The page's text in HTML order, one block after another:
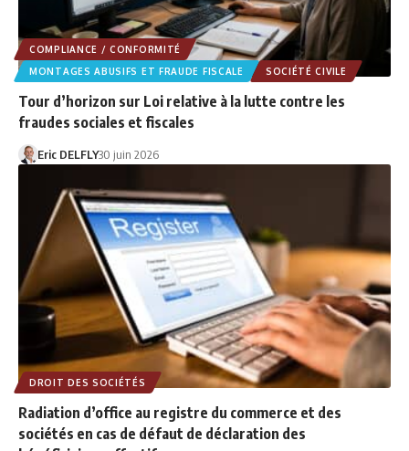
COMPLIANCE / CONFORMITÉ
MONTAGES ABUSIFS ET FRAUDE FISCALE
SOCIÉTÉ CIVILE
Tour d’horizon sur Loi relative à la lutte contre les
fraudes sociales et fiscales
Eric DELFLY30 juin 2026
DROIT DES SOCIÉTÉS
Radiation d’office au registre du commerce et des
sociétés en cas de défaut de déclaration des